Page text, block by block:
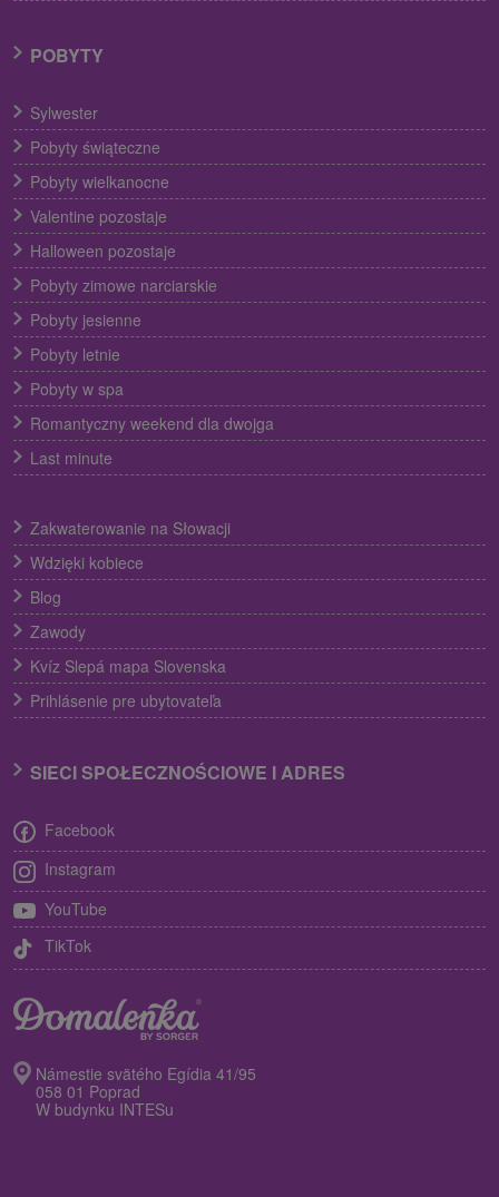
POBYTY
Sylwester
Pobyty świąteczne
Pobyty wielkanocne
Valentine pozostaje
Halloween pozostaje
Pobyty zimowe narciarskie
Pobyty jesienne
Pobyty letnie
Pobyty w spa
Romantyczny weekend dla dwojga
Last minute
Zakwaterowanie na Słowacji
Wdzięki kobiece
Blog
Zawody
Kvíz Slepá mapa Slovenska
Prihlásenie pre ubytovateľa
SIECI SPOŁECZNOŚCIOWE I ADRES
Facebook
Instagram
YouTube
TikTok
Námestie svätého Egídia 41/95
058 01 Poprad
W budynku INTESu